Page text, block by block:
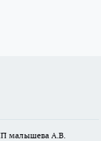
малышева А.В.